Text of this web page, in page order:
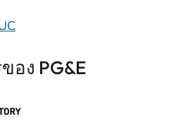
อง PG&E